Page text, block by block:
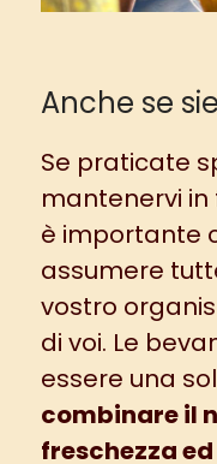
Anche se
Se praticate
mantenervi in
è importante
assumere
vostro
di voi. Le
essere una
combinare il
freschezza